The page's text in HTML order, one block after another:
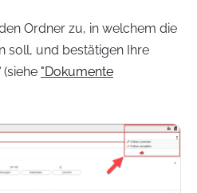
Ordner zu, in welchem die
soll, und bestätigen Ihre
(siehe "Dokumente